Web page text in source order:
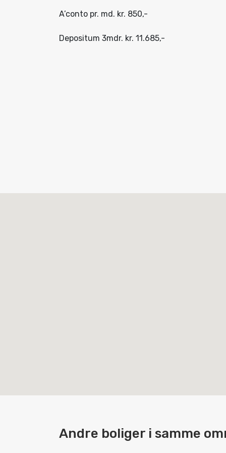
A’conto pr. md. kr. 850,-
Depositum 3mdr. kr. 11.685,-
Andre boliger i samme